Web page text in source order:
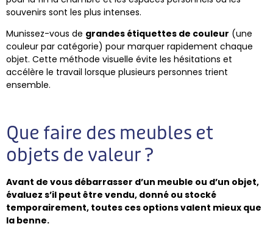
souvenirs sont les plus intenses.
Munissez-vous de grandes étiquettes de couleur (une
couleur par catégorie) pour marquer rapidement chaque
objet. Cette méthode visuelle évite les hésitations et
accélère le travail lorsque plusieurs personnes trient
ensemble.
Que faire des meubles et
objets de valeur ?
Avant de vous débarrasser d’un meuble ou d’un objet,
évaluez s’il peut être vendu, donné ou stocké
temporairement, toutes ces options valent mieux que
la benne.